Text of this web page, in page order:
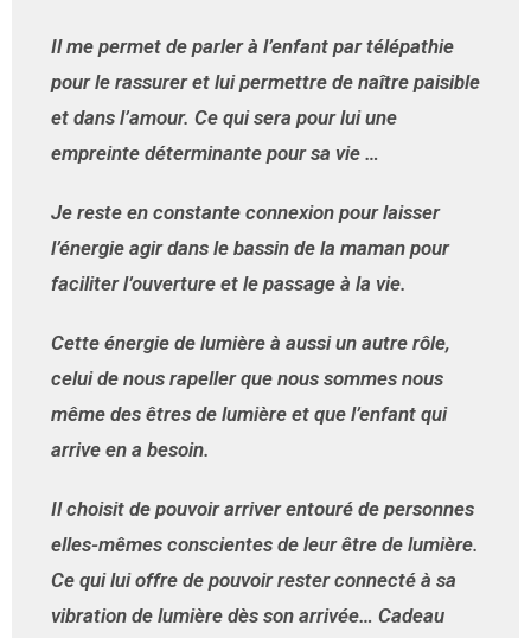
Il me permet de parler à l’enfant par télépathie
pour le rassurer et lui permettre de naître paisible
et dans l’amour. Ce qui sera pour lui une
empreinte déterminante pour sa vie …
Je reste en constante connexion pour laisser
l’énergie agir dans le bassin de la maman pour
faciliter l’ouverture et le passage à la vie.
Cette énergie de lumière à aussi un autre rôle,
celui de nous rapeller que nous sommes nous
même des êtres de lumière et que l’enfant qui
arrive en a besoin.
Il choisit de pouvoir arriver entouré de personnes
elles-mêmes conscientes de leur être de lumière.
Ce qui lui offre de pouvoir rester connecté à sa
vibration de lumière dès son arrivée… Cadeau